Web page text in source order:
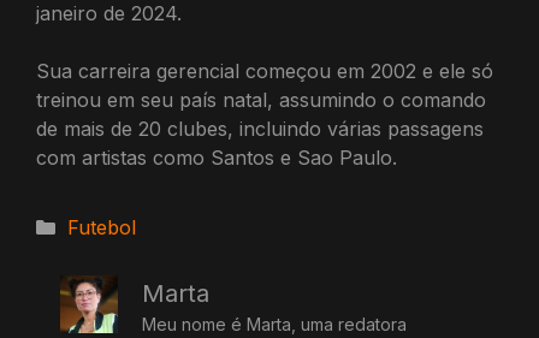
janeiro de 2024.
Sua carreira gerencial começou em 2002 e ele só
treinou em seu país natal, assumindo o comando
de mais de 20 clubes, incluindo várias passagens
com artistas como Santos e Sao Paulo.
Categorias
Futebol
Marta
Meu nome é Marta, uma redatora